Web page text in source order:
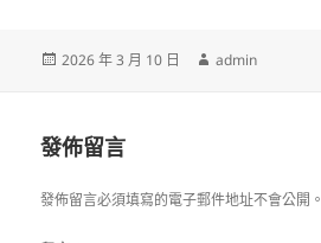
發
2026 年 3 月 10 日
作
admin
發佈留言
發佈留言必須填寫的電子郵件地址不會公開。